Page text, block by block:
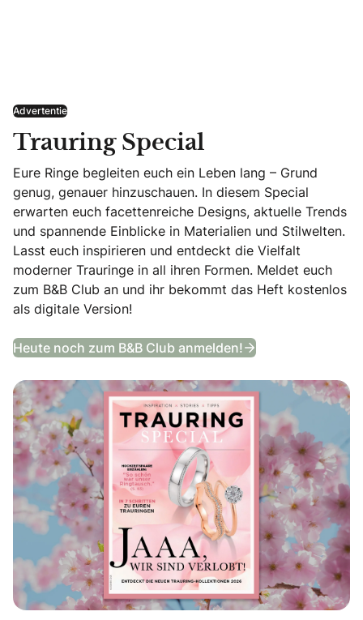
Advertentie
Trauring Special
Eure Ringe begleiten euch ein Leben lang – Grund
genug, genauer hinzuschauen. In diesem Special
erwarten euch facettenreiche Designs, aktuelle Trends
und spannende Einblicke in Materialien und Stilwelten.
Lasst euch inspirieren und entdeckt die Vielfalt
moderner Trauringe in all ihren Formen. Meldet euch
zum B&B Club an und ihr bekommt das Heft kostenlos
als digitale Version!
Heute noch zum B&B Club anmelden! Trauring Special